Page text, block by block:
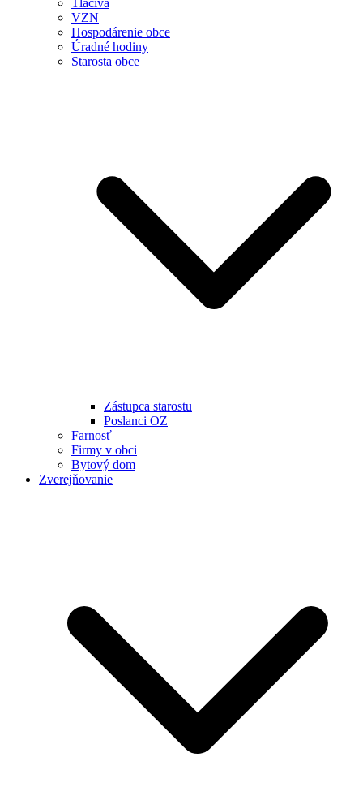
Tlačivá
VZN
Hospodárenie obce
Úradné hodiny
Starosta obce
Zástupca starostu
Poslanci OZ
Farnosť
Firmy v obci
Bytový dom
Zverejňovanie